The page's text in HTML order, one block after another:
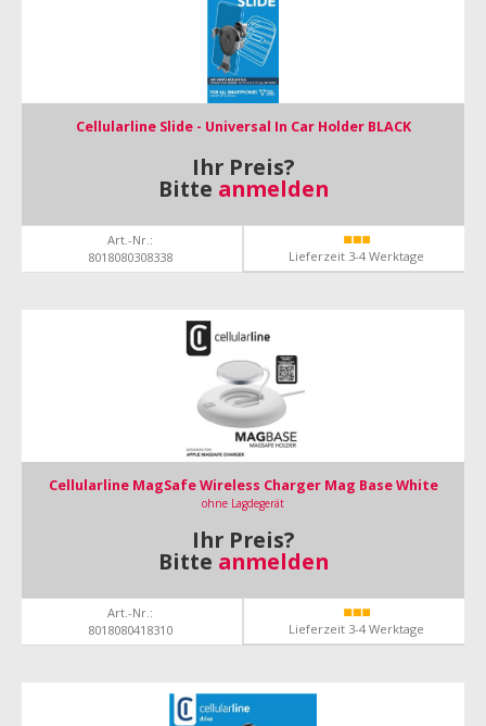
Cellularline Slide - Universal In Car Holder BLACK
Ihr Preis?
Bitte anmelden
Art.-Nr.:
8018080308338
Lieferzeit 3-4 Werktage
Cellularline MagSafe Wireless Charger Mag Base White
ohne Lagdegerät
Ihr Preis?
Bitte anmelden
Art.-Nr.:
8018080418310
Lieferzeit 3-4 Werktage